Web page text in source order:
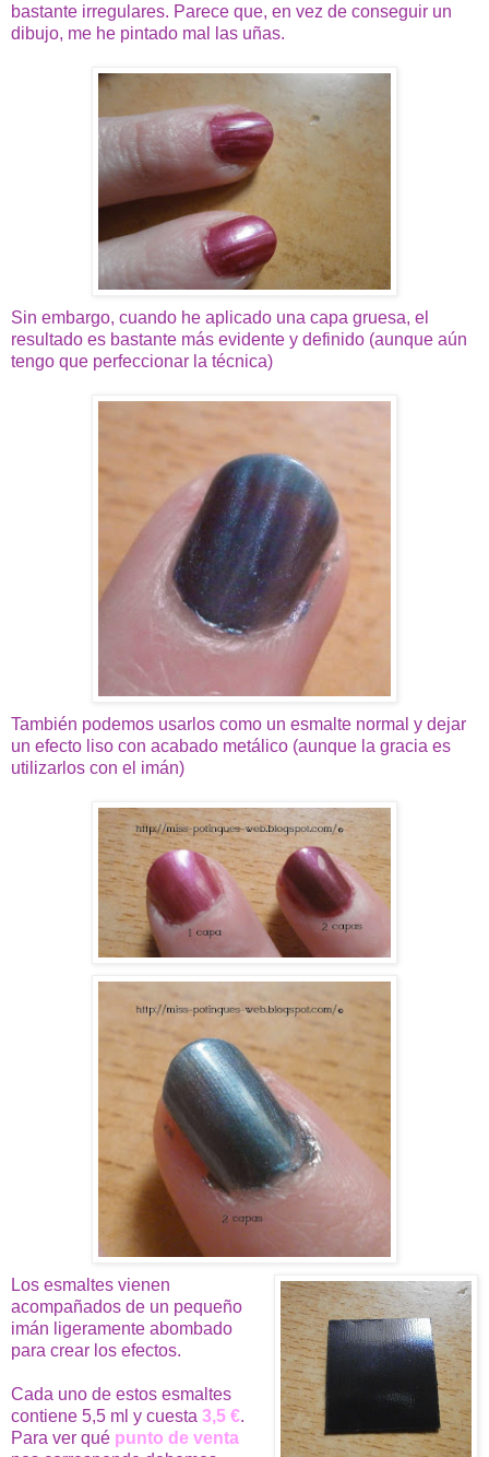
bastante irregulares. Parece que, en vez de conseguir un
dibujo, me he pintado mal las uñas.
Sin embargo, cuando he aplicado una capa gruesa, el
resultado es bastante más evidente y definido (aunque aún
tengo que perfeccionar la técnica)
También podemos usarlos como un esmalte normal y dejar
un efecto liso con acabado metálico (aunque la gracia es
utilizarlos con el imán)
Los esmaltes vienen
acompañados de un pequeño
imán ligeramente abombado
para crear los efectos.
Cada uno de estos esmaltes
contiene 5,5 ml y cuesta 3,5 €.
Para ver qué punto de venta